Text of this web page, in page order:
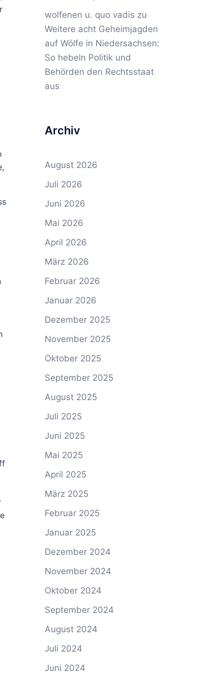
wolfenen u. quo vadis zu
Weitere acht Geheimjagden
auf Wölfe in Niedersachsen:
So hebeln Politik und
Behörden den Rechtsstaat
aus
Archiv
August 2026
Juli 2026
Juni 2026
Mai 2026
April 2026
März 2026
Februar 2026
Januar 2026
Dezember 2025
November 2025
Oktober 2025
September 2025
August 2025
Juli 2025
Juni 2025
Mai 2025
April 2025
März 2025
Februar 2025
Januar 2025
Dezember 2024
November 2024
Oktober 2024
September 2024
August 2024
Juli 2024
Juni 2024